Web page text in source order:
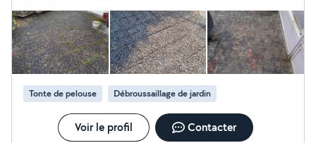
Tonte de pelouse Débroussaillage de jardin
Voir le profil Contacter